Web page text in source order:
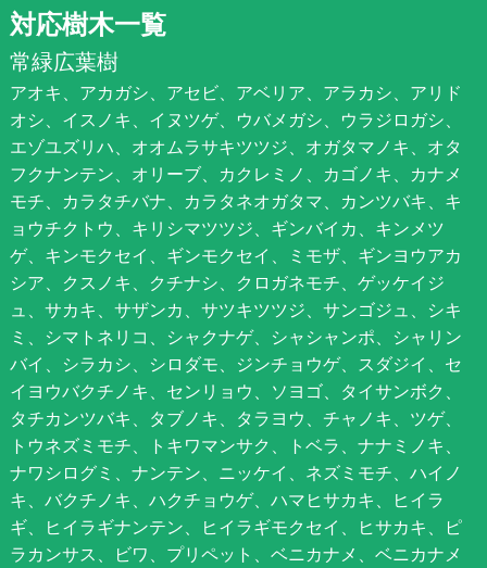
対応樹木一覧
常緑広葉樹
アオキ、アカガシ、アセビ、アベリア、アラカシ、アリド
オシ、イスノキ、イヌツゲ、ウバメガシ、ウラジロガシ、
エゾユズリハ、オオムラサキツツジ、オガタマノキ、オタ
フクナンテン、オリーブ、カクレミノ、カゴノキ、カナメ
モチ、カラタチバナ、カラタネオガタマ、カンツバキ、キ
ョウチクトウ、キリシマツツジ、ギンバイカ、キンメツ
ゲ、キンモクセイ、ギンモクセイ、ミモザ、ギンヨウアカ
シア、クスノキ、クチナシ、クロガネモチ、ゲッケイジ
ュ、サカキ、サザンカ、サツキツツジ、サンゴジュ、シキ
ミ、シマトネリコ、シャクナゲ、シャシャンポ、シャリン
バイ、シラカシ、シロダモ、ジンチョウゲ、スダジイ、セ
イヨウバクチノキ、センリョウ、ソヨゴ、タイサンボク、
タチカンツバキ、タブノキ、タラヨウ、チャノキ、ツゲ、
トウネズミモチ、トキワマンサク、トベラ、ナナミノキ、
ナワシログミ、ナンテン、ニッケイ、ネズミモチ、ハイノ
キ、バクチノキ、ハクチョウゲ、ハマヒサカキ、ヒイラ
ギ、ヒイラギナンテン、ヒイラギモクセイ、ヒサカキ、ピ
ラカンサス、ビワ、プリペット、ベニカナメ、ベニカナメ